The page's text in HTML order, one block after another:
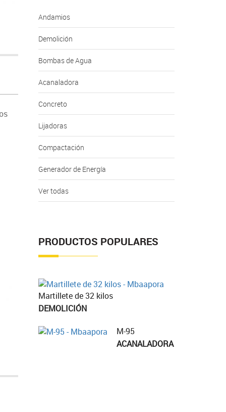
Andamios
Demolición
Bombas de Agua
Acanaladora
Concreto
Lijadoras
Compactación
Generador de Energía
Ver todas
PRODUCTOS POPULARES
Martillete de 32 kilos
DEMOLICIÓN
M-95
ACANALADORA